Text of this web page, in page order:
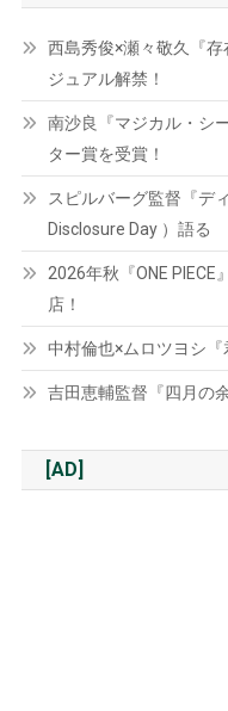
西島秀俊×瀬々敬久『
ジュアル解禁！
南沙良『マジカル・シ
ター賞を受賞！
スピルバーグ監督『デ
Disclosure Day ）語る
2026年秋『ONE
店！
中村倫也×ムロツヨシ
吉田恵輔監督『四月の
[AD]